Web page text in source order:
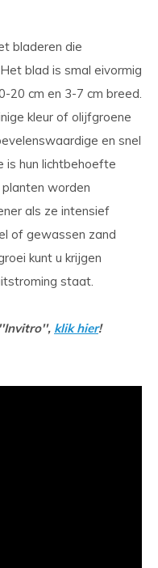
bladeren die
blad is smal eivormig
20 cm en 3-7 cm breed.
kleur of olijfgroene
en snel
is hun lichtbehoefte
worden
als ze intensief
of gewassen zand
kunt u krijgen
staat.
klik hier!